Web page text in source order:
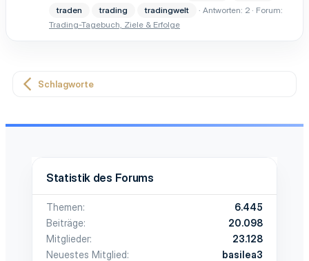
traden
trading tradingwelt Antworten: 2
Forum:
Trading-Tagebuch, Ziele & Erfolge
Schlagworte
Statistik des Forums
Themen
6.445
Beiträge
20.098
Mitglieder
23.128
Neuestes Mitglied
basilea3